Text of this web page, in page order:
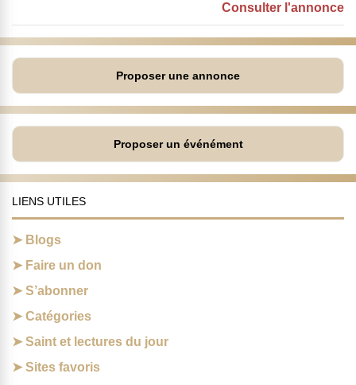
Consulter l'annonce
Proposer une annonce
Proposer un événément
LIENS UTILES
Blogs
Faire un don
S’abonner
Catégories
Saint et lectures du jour
Sites favoris